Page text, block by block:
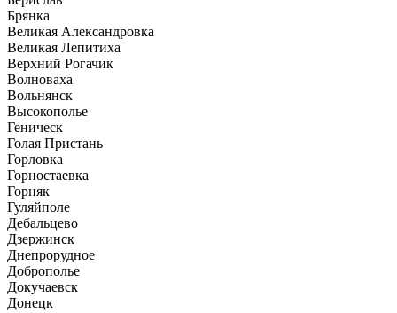
Брянка
Великая Александровка
Великая Лепитиха
Верхний Рогачик
Волноваха
Вольнянск
Высокополье
Геническ
Голая Пристань
Горловка
Горностаевка
Горняк
Гуляйполе
Дебальцево
Дзержинск
Днепрорудное
Доброполье
Докучаевск
Донецк